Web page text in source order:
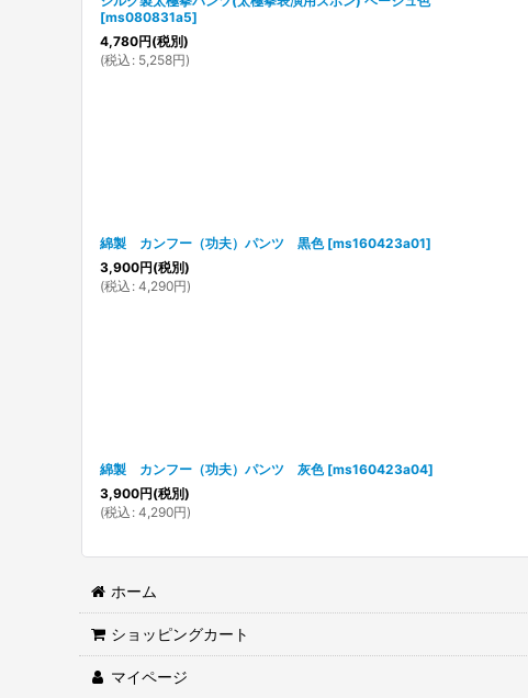
[ms080831a5]
4,780円(税別)
(税込 : 5,258円)
綿製 カンフー（功夫）パンツ 黒色 [ms160423a01]
3,900円(税別)
(税込 : 4,290円)
綿製 カンフー（功夫）パンツ 灰色 [ms160423a04]
3,900円(税別)
(税込 : 4,290円)
ホーム
ショッピングカート
マイページ